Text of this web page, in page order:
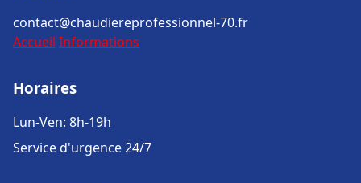
contact@chaudiereprofessionnel-70.fr
Accueil Informations
Horaires
Lun-Ven: 8h-19h
Service d'urgence 24/7